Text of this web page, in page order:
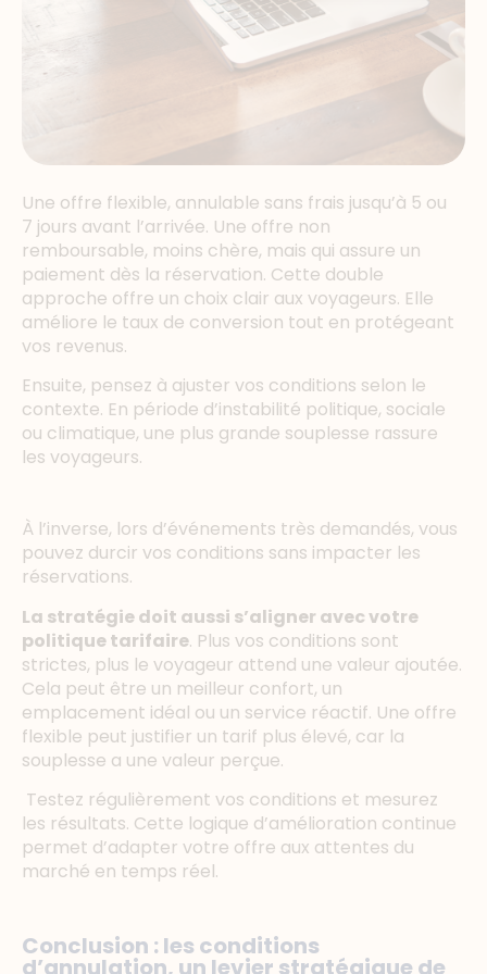
Une offre flexible, annulable sans frais jusqu’à 5 ou
7 jours avant l’arrivée. Une offre non
remboursable, moins chère, mais qui assure un
paiement dès la réservation. Cette double
approche offre un choix clair aux voyageurs. Elle
améliore le taux de conversion tout en protégeant
vos revenus.
Ensuite, pensez à ajuster vos conditions selon le
contexte. En période d’instabilité politique, sociale
ou climatique, une plus grande souplesse rassure
les voyageurs.
À l’inverse, lors d’événements très demandés, vous
pouvez durcir vos conditions sans impacter les
réservations.
La stratégie doit aussi s’aligner avec votre
politique tarifaire. Plus vos conditions sont
strictes, plus le voyageur attend une valeur ajoutée.
Cela peut être un meilleur confort, un
emplacement idéal ou un service réactif. Une offre
flexible peut justifier un tarif plus élevé, car la
souplesse a une valeur perçue.
Testez régulièrement vos conditions et mesurez
les résultats. Cette logique d’amélioration continue
permet d’adapter votre offre aux attentes du
marché en temps réel.
Conclusion : les conditions